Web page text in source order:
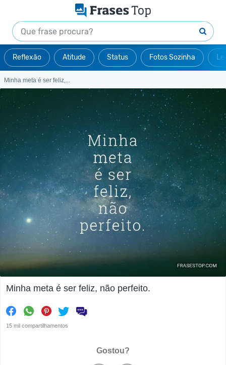
Reflexão Atitude Status Fotos Sozinha
Minha meta é ser feliz,...
Minha meta é ser feliz, não perfeito.
15 mil compartilhamentos
Gostou?